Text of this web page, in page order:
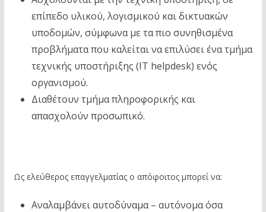
επίπεδο υλικού, λογισμικού και δικτυακών
υποδομών, σύμφωνα με τα πιο συνηθισμένα
προβλήματα που καλείται να επιλύσει ένα τμήμα
τεχνικής υποστήριξης (IT helpdesk) ενός
οργανισμού.
Διαθέτουν τμήμα πληροφορικής και
απασχολούν προσωπικό.
Ως ελεύθερος επαγγελματίας ο απόφοιτος μπορεί να:
Αναλαμβάνει αυτοδύναμα – αυτόνομα όσα